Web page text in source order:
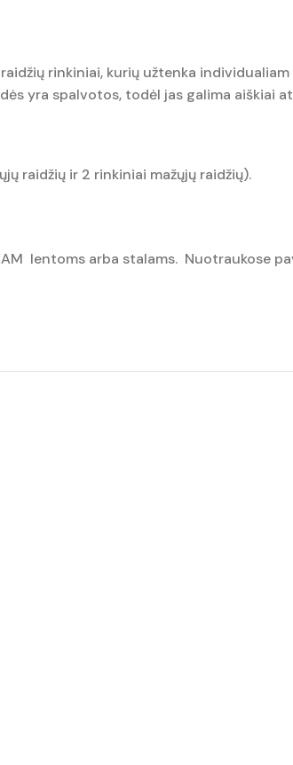
rinkiniai, kurių užtenka
yra spalvotos, todėl jas galima aiškiai
raidžių ir 2 rinkiniai mažųjų raidžių).
lentoms arba stalams. Nuotraukose